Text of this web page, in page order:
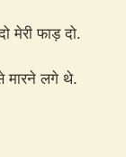
फाड़ दो.
मारने लगे थे.